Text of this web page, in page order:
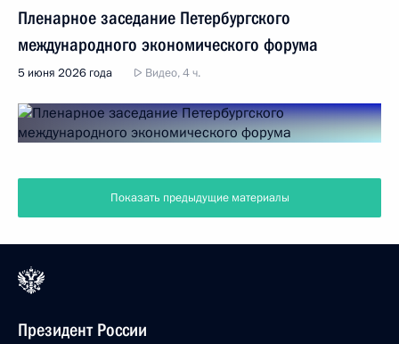
Пленарное заседание Петербургского
международного экономического форума
5 июня 2026 года Видео, 4 ч.
Показать предыдущие материалы
Президент России